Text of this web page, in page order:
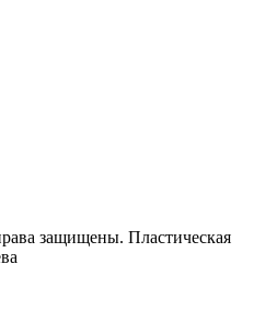
защищены. Пластическая